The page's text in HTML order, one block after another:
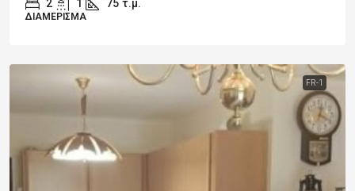
2 1 75 τ.μ.
ΔΙΑΜΈΡΙΣΜΑ
FR-1